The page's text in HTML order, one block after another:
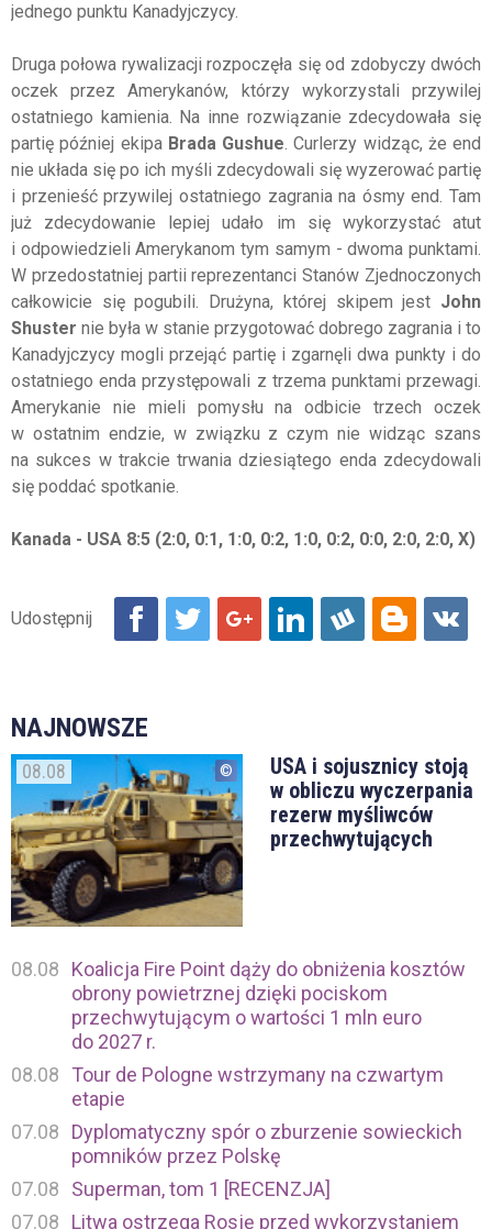
jednego punktu Kanadyjczycy.
Druga połowa rywalizacji rozpoczęła się od zdobyczy dwóch
oczek przez Amerykanów, którzy wykorzystali przywilej
ostatniego kamienia. Na inne rozwiązanie zdecydowała się
partię później ekipa Brada Gushue. Curlerzy widząc, że end
nie układa się po ich myśli zdecydowali się wyzerować partię
i przenieść przywilej ostatniego zagrania na ósmy end. Tam
już zdecydowanie lepiej udało im się wykorzystać atut
i odpowiedzieli Amerykanom tym samym - dwoma punktami.
W przedostatniej partii reprezentanci Stanów Zjednoczonych
całkowicie się pogubili. Drużyna, której skipem jest John
Shuster nie była w stanie przygotować dobrego zagrania i to
Kanadyjczycy mogli przejąć partię i zgarnęli dwa punkty i do
ostatniego enda przystępowali z trzema punktami przewagi.
Amerykanie nie mieli pomysłu na odbicie trzech oczek
w ostatnim endzie, w związku z czym nie widząc szans
na sukces w trakcie trwania dziesiątego enda zdecydowali
się poddać spotkanie.
Kanada - USA 8:5 (2:0, 0:1, 1:0, 0:2, 1:0, 0:2, 0:0, 2:0, 2:0, X)
NAJNOWSZE
08.08
USA i sojusznicy stoją
w obliczu wyczerpania
rezerw myśliwców
przechwytujących
08.08
Koalicja Fire Point dąży do obniżenia kosztów
obrony powietrznej dzięki pociskom
przechwytującym o wartości 1 mln euro
do 2027 r.
08.08
Tour de Pologne wstrzymany na czwartym
etapie
07.08
Dyplomatyczny spór o zburzenie sowieckich
pomników przez Polskę
07.08
Superman, tom 1 [RECENZJA]
07.08
Litwa ostrzega Rosję przed wykorzystaniem